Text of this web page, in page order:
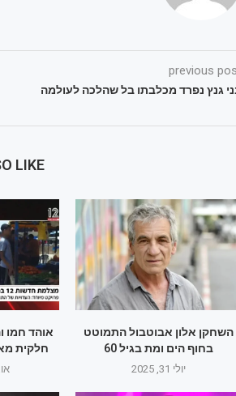
previous
גנץ נפרד מכלבתו בל שהלכה לעולמה
LIKE
אוהד חמו
חלקית
השחקן אלון אבוטבול התמוטט
בחוף הים ומת בגיל 60
יולי 31, 2025